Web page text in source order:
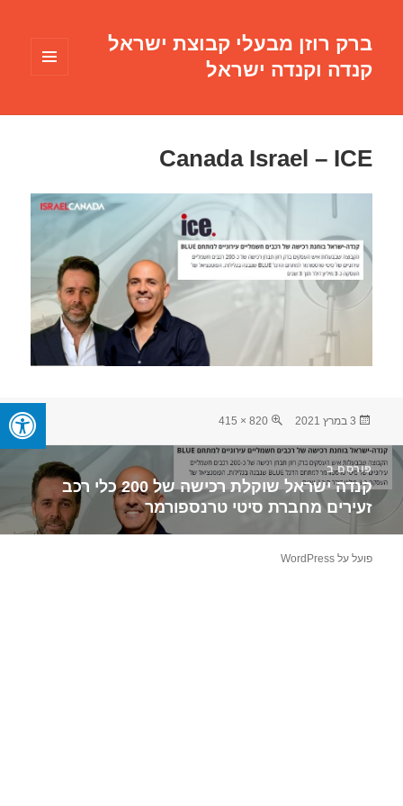
ברק רוזן מבעלי קבוצת ישראל
קנדה וקנדה ישראל
Canada Israel – ICE
פורסם
3 במרץ 2021
מסך
820 × 415
ניווט
פורסם ב
קנדה ישראל שוקלת רכישה של 200 כלי רכב
זעירים מחברת סיטי טרנספורמר
פועל על WordPress